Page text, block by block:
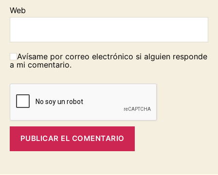
Web
Avísame por correo electrónico si alguien responde
a mi comentario.